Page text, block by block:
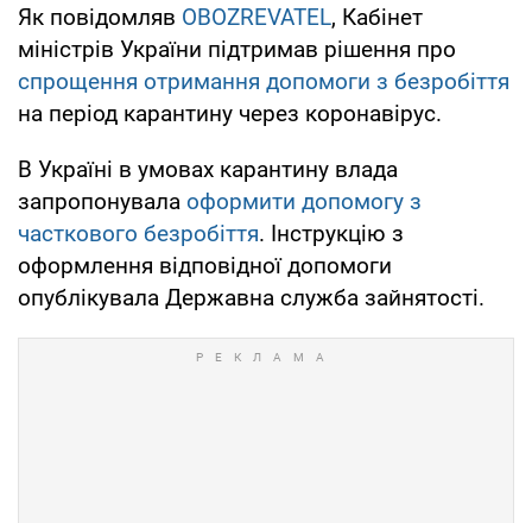
Як повідомляв OBOZREVATEL, Кабінет
міністрів України підтримав рішення про
спрощення отримання допомоги з безробіття
на період карантину через коронавірус.
В Україні в умовах карантину влада
запропонувала оформити допомогу з
часткового безробіття. Інструкцію з
оформлення відповідної допомоги
опублікувала Державна служба зайнятості.